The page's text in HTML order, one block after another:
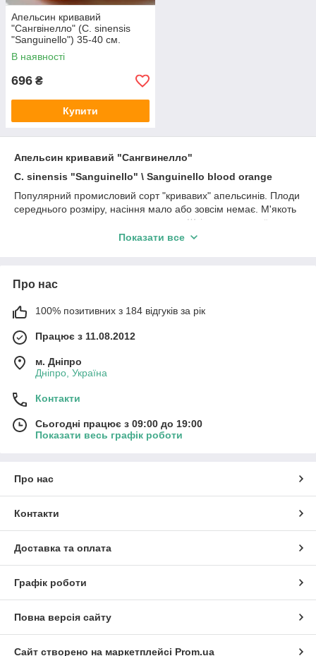
Апельсин кривавий
"Сангвінелло" (C. sinensis
"Sanguinello") 35-40 см.
Кімнатний
В наявності
696 ₴
Купити
Апельсин кривавий "Сангвинелло"
C. sinensis "Sanguinello" \ Sanguinello blood orange
Популярний промисловий сорт "кривавих" апельсинів. Плоди
середнього розміру, насіння мало або зовсім немає. М'якоть
темно-червона, соковита, ароматна. Шкірка середньої
товщини, на початку дозрівання помаранчева, в кінці
Показати все
Про нас
100% позитивних з 184 відгуків за рік
Працює з 11.08.2012
м. Дніпро
Дніпро, Україна
Контакти
Сьогодні працює з 09:00 до 19:00
Показати весь графік роботи
Про нас
Контакти
Доставка та оплата
Графік роботи
Повна версія сайту
Сайт створено на маркетплейсі Prom.ua